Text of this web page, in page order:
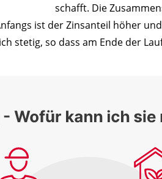
schafft. Die
ist der Zinsanteil höher
stetig, so dass am Ende der